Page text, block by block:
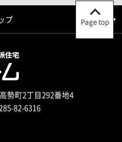
プ
勢町2丁目292番地4
82-6316
Page top